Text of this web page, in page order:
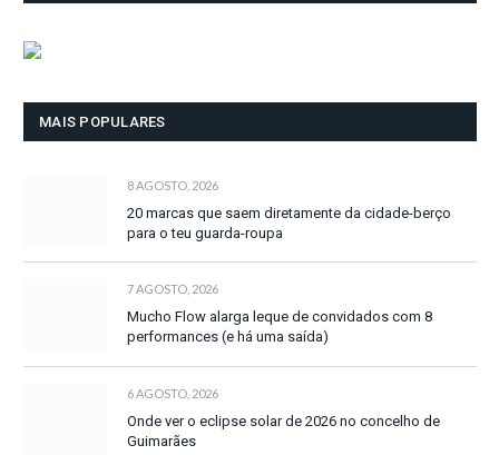
MAIS POPULARES
8 AGOSTO, 2026
20 marcas que saem diretamente da cidade-berço
para o teu guarda-roupa
7 AGOSTO, 2026
Mucho Flow alarga leque de convidados com 8
performances (e há uma saída)
6 AGOSTO, 2026
Onde ver o eclipse solar de 2026 no concelho de
Guimarães